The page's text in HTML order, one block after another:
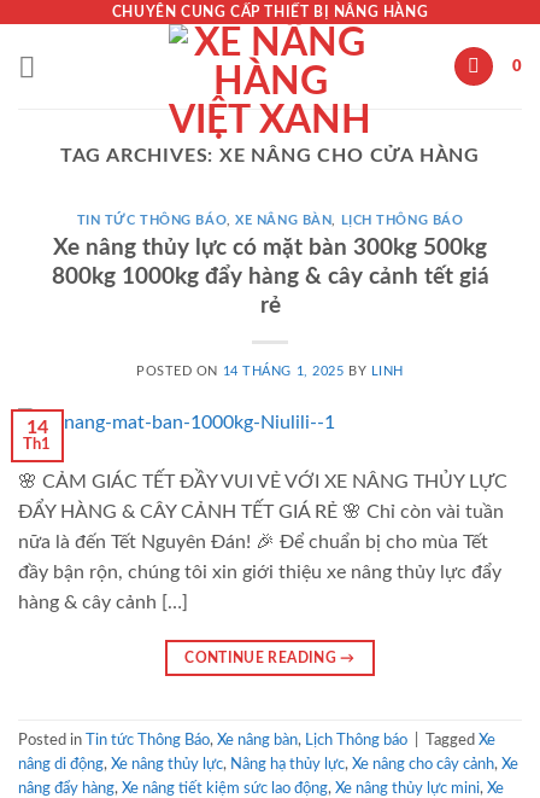
content
CHUYÊN CUNG CẤP THIẾT BỊ NÂNG HÀNG
0
TAG ARCHIVES:XE NÂNG CHO CỬA HÀNG
TIN TỨC THÔNG BÁO ,XE NÂNG BÀN LỊCH THÔNG BÁO
Xe nâng thủy lực có mặt bàn 300kg 500kg
800kg 1000kg đẩy hàng & cây cảnh tết giá
rẻ
POSTED ON 14 THÁNG 1, 2025 BY LINH
14
Th1
🌸 CẢM GIÁC TẾT ĐẦY VUI VẺ VỚI XE NÂNG THỦY LỰC
ĐẨY HÀNG & CÂY CẢNH TẾT GIÁ RẺ 🌸 Chỉ còn vài tuần
nữa là đến Tết Nguyên Đán! 🎉 Để chuẩn bị cho mùa Tết
đầy bận rộn, chúng tôi xin giới thiệu xe nâng thủy lực đẩy
hàng & cây cảnh […]
CONTINUE READING→
Posted in Tin tức Thông Báo, Xe nâng bàn, Lịch Thông báo Tagged Xe
nâng di động, Xe nâng thủy lực, Nâng hạ thủy lực, Xe nâng cho cây cảnh, Xe
nâng đẩy hàng, Xe nâng tiết kiệm sức lao động, Xe nâng thủy lực mini, Xe